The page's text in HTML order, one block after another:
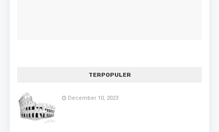
TERPOPULER
December 10, 2023